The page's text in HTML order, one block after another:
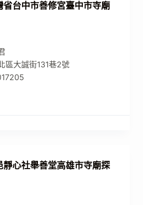
省台中市善修宮臺中市寺廟
區大誠街131巷2號
靜心社舉善堂高雄市寺廟探